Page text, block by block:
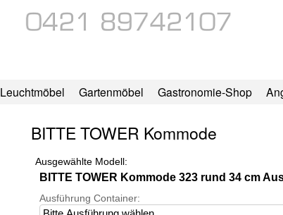
Leuchtmöbel Gartenmöbel Gastronomie-Shop
BITTE TOWER Kommode
Ausgewählte Modell:
BITTE TOWER Kommode 323 rund 34 cm
Ausführung Container: